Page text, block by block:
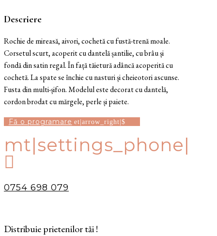
Descriere
Rochie de mireasă, aivori, cochetă cu fustă-trenă moale.
Corsetul scurt, acoperit cu dantelă șantilie, cu brâu și
fondă din satin regal. În față tăietură adâncă acoperită cu
cochetă. La spate se închie cu nasturi și cheieotori ascunse.
Fusta din multi-șifon. Modelul este decorat cu dantelă,
cordon brodat cu mărgele, perle și paiete.
Fă o programare
mt|settings_phone|

0754 698 079
Distribuie prietenilor tăi !